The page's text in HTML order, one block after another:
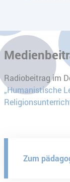
Radiobeitrag im
„Humanistische
Zum